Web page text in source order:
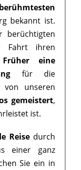
berühmtesten
bekannt ist.
berüchtigten
Fahrt ihren
Früher eine
für die
unseren
gemeistert,
ist.
Reisedurch
einer ganz
Sie ein in